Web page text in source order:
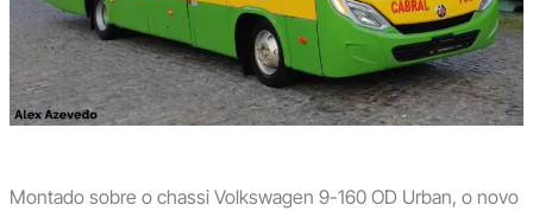
Montado sobre o chassi Volkswagen 9-160 OD Urban, o novo